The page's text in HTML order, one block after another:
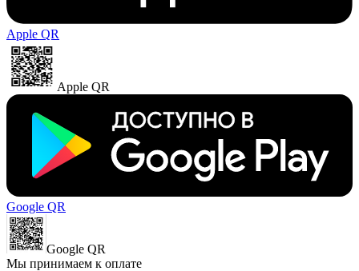
Apple QR
Apple QR
Google QR
Google QR
Мы принимаем к оплате